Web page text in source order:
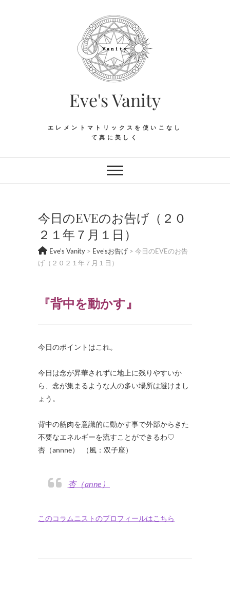
Eve's Vanity
エレメントマトリックスを使いこなし
て真に美しく
今日のEVEのお告げ（２０
２１年７月１日）
Eve's Vanity > Eve'sお告げ > 今日のEVEのお告
げ（２０２１年７月１日）
『 背中を動かす』
今日のポイントはこれ。
今日は念が昇華されずに地上に残りやすいか
ら、念が集まるような人の多い場所は避けまし
ょう。
背中の筋肉を意識的に動かす事で外部からきた
不要なエネルギーを流すことができるわ♡
杏（annne） （風：双子座）
杏（anne）
このコラムニストのプロフィールはこちら